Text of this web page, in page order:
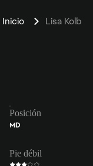
Inicio Lisa Kolb
Posición
MD
Pie débil